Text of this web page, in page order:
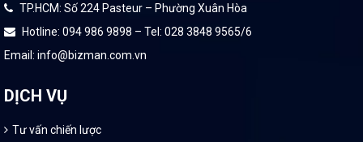
TP.HCM: Số 224 Pasteur – Phường Xuân Hòa
Hotline: 094 986 9898 – Tel: 028 3848 9565/6
Email: info@bizman.com.vn
DỊCH VỤ
Tư vấn chiến lược